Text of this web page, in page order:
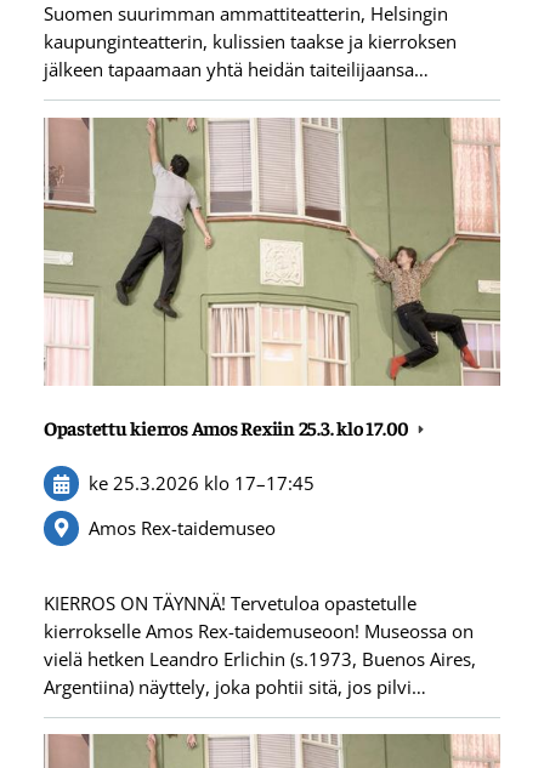
Suomen suurimman ammattiteatterin, Helsingin
kaupunginteatterin, kulissien taakse ja kierroksen
jälkeen tapaamaan yhtä heidän taiteilijaansa…
Opastettu kierros Amos Rexiin 25.3. klo 17.00
ke 25.3.2026 klo 17–17:45
Amos Rex-taidemuseo
KIERROS ON TÄYNNÄ! Tervetuloa opastetulle
kierrokselle Amos Rex-taidemuseoon! Museossa on
vielä hetken Leandro Erlichin (s.1973, Buenos Aires,
Argentiina) näyttely, joka pohtii sitä, jos pilvi…